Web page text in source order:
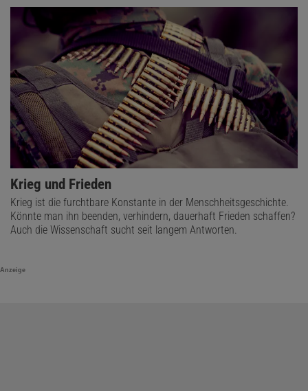
Krieg und Frieden
Krieg ist die furchtbare Konstante in der Menschheitsgeschichte.
Könnte man ihn beenden, verhindern, dauerhaft Frieden schaffen?
Auch die Wissenschaft sucht seit langem Antworten.
Anzeige